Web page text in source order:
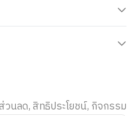
วนลด, สิทธิประโยชน์, กิจกรรม